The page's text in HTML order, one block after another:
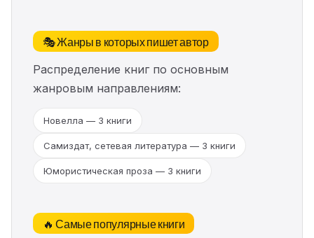
🎭 Жанры в которых пишет автор
Распределение книг по основным
жанровым направлениям:
Новелла — 3 книги
Самиздат, сетевая литература — 3 книги
Юмористическая проза — 3 книги
🔥 Самые популярные книги